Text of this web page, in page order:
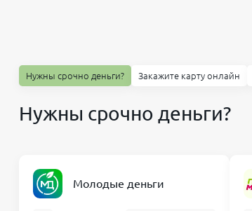
Нужны срочно деньги? Закажите карту онлайн
Нужны срочно деньги?
Молодые деньги